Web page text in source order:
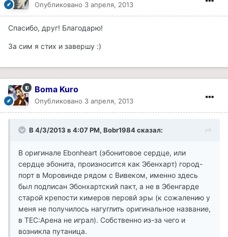
Опубликовано 3 апреля, 2013
Спасибо, друг! Благодарю!
За сим я стих и завершу :)
Boma Kuro
Опубликовано 3 апреля, 2013
В 4/3/2013 в 4:07 PM, Bobr1984 сказал:
В оригинале Ebonheart (эбонитовое сердце, или
сердце эбонита, произносится как Эбенхарт) город-
порт в Моровинде рядом с Вивеком, именно здесь
был подписан Эбонхартский пакт, а не в Эбенгарде
старой крепости кимеров перовй эры (к сожалению у
меня не получилось нагуглить оригинальное название,
в ТЕС:Арена не играл). Собственно из-за чего и
возникла путаница.